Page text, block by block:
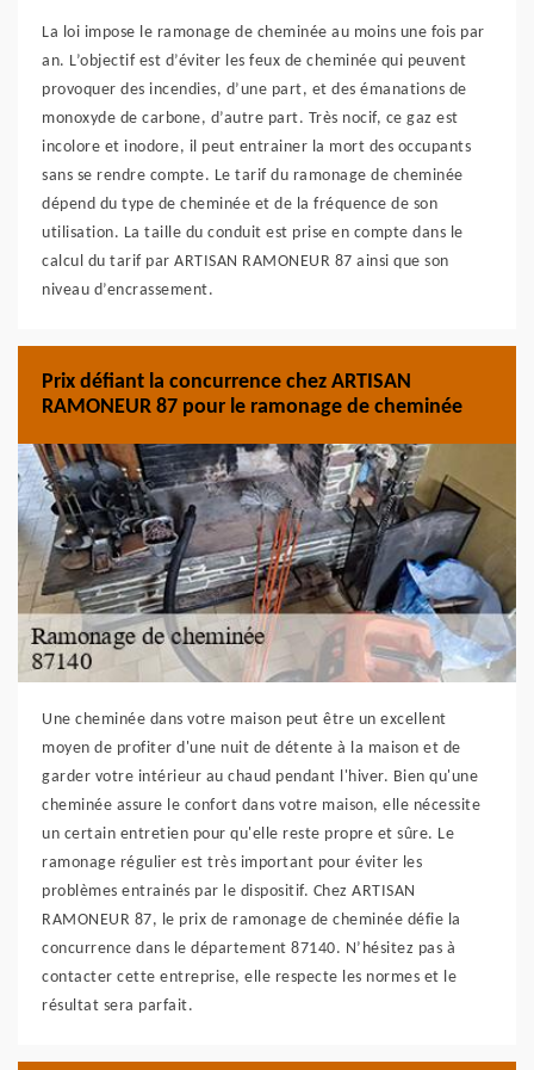
La loi impose le ramonage de cheminée au moins une fois par
an. L’objectif est d’éviter les feux de cheminée qui peuvent
provoquer des incendies, d’une part, et des émanations de
monoxyde de carbone, d’autre part. Très nocif, ce gaz est
incolore et inodore, il peut entrainer la mort des occupants
sans se rendre compte. Le tarif du ramonage de cheminée
dépend du type de cheminée et de la fréquence de son
utilisation. La taille du conduit est prise en compte dans le
calcul du tarif par ARTISAN RAMONEUR 87 ainsi que son
niveau d’encrassement.
Prix défiant la concurrence chez ARTISAN
RAMONEUR 87 pour le ramonage de cheminée
Une cheminée dans votre maison peut être un excellent
moyen de profiter d'une nuit de détente à la maison et de
garder votre intérieur au chaud pendant l'hiver. Bien qu'une
cheminée assure le confort dans votre maison, elle nécessite
un certain entretien pour qu'elle reste propre et sûre. Le
ramonage régulier est très important pour éviter les
problèmes entrainés par le dispositif. Chez ARTISAN
RAMONEUR 87, le prix de ramonage de cheminée défie la
concurrence dans le département 87140. N’hésitez pas à
contacter cette entreprise, elle respecte les normes et le
résultat sera parfait.